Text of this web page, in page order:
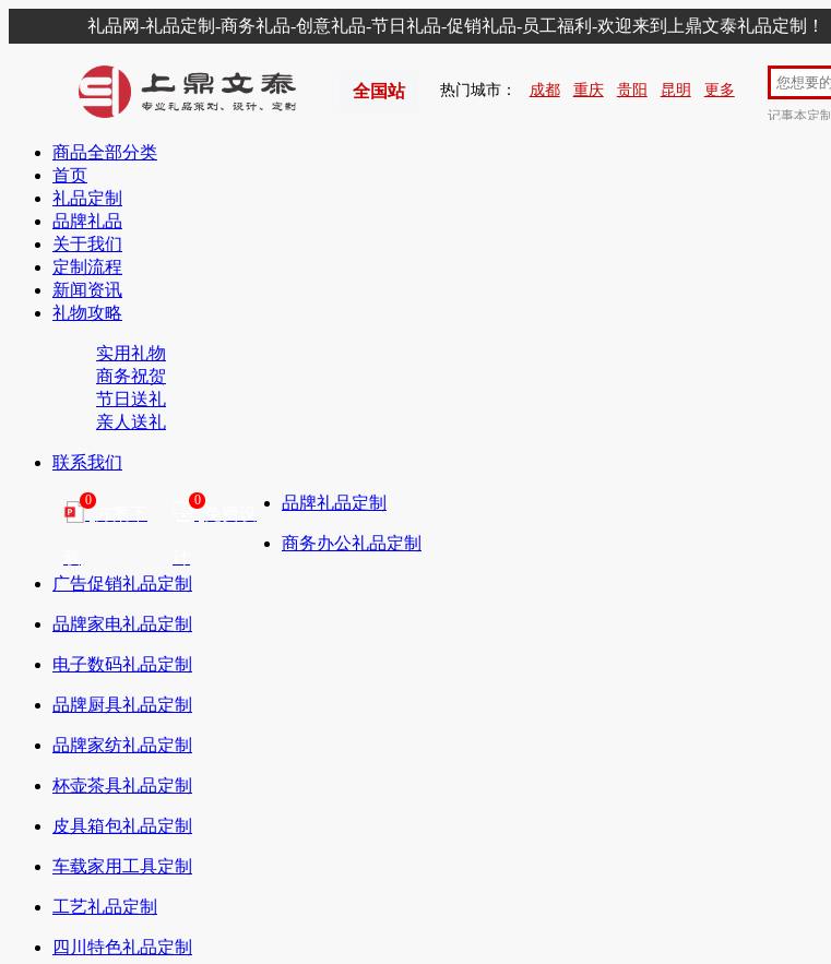
礼品网-礼品定制-商务礼品-创意礼品-节日礼品-促销礼品-员工福利-欢迎来到上鼎文泰礼品定制！
全国站 热门城市： 成都 重庆 贵阳 昆明 更多
记事本定制
商品全部分类
首页
礼品定制
品牌礼品
关于我们
定制流程
新闻资讯
礼物攻略
实用礼物
商务祝贺
节日送礼
亲人送礼
联系我们
0 0 品牌礼品定制
商务办公礼品定制
广告促销礼品定制
品牌家电礼品定制
电子数码礼品定制
品牌厨具礼品定制
品牌家纺礼品定制
杯壶茶具礼品定制
皮具箱包礼品定制
车载家用工具定制
工艺礼品定制
四川特色礼品定制